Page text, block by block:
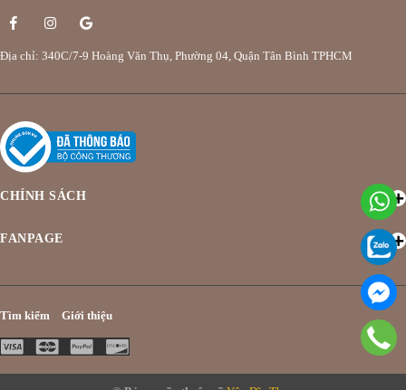
Địa chỉ: 340C/7-9 Hoàng Văn Thụ, Phường 04, Quận Tân Bình TPHCM
CHÍNH SÁCH
FANPAGE
Tìm kiếm Giới thiệu